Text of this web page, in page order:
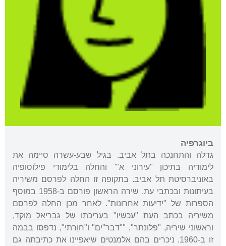
ביוגרפיה
גדלה והתחנכה בתל אביב. בגיל שבע-עשרה סיימה את
לימודיה בתיכון "עירוני א"' והחלה בלימודי פילוסופיה
באוניברסיטת תל אביב. בתקופה זו החלה לפרסם משיריה
בעיתונות ובכתבי עת. שירה הראשון פורסם ב-1958 במוסף
הספרות של "ידיעות אחרונות". לאחר מכן החלה לפרסם
משיריה בכתב העת "עכשיו" בעריכתו של גבריאל מוקד,
וראשוני שיריה, "פלונתר", ""דבר"ים" ו"חוַרתי", נדפסו בבמה
זו ב-1960. ניכרים בהם אלמנטים שיאפיינו את כתיבתה גם